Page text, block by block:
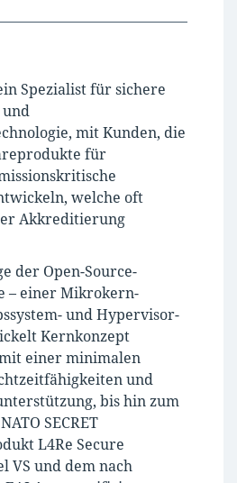
Spezialist für sichere
mit Kunden, die
für
welche oft
Akkreditierung
der Open-Source-
– einer Mikrokern-
und Hypervisor-
Kernkonzept
einer minimalen
und
bis hin zum
SECRET
L4Re Secure
VS und dem nach